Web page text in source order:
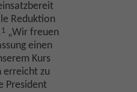
Reduktion
1 „Wir freuen
einen
Kurs
erreicht zu
President